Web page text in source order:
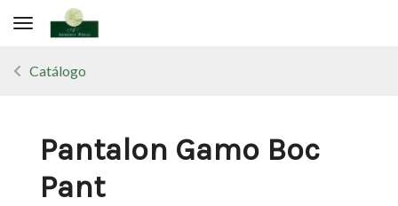
Toggle navigation
Catálogo
Pantalon Gamo Boc
Pant